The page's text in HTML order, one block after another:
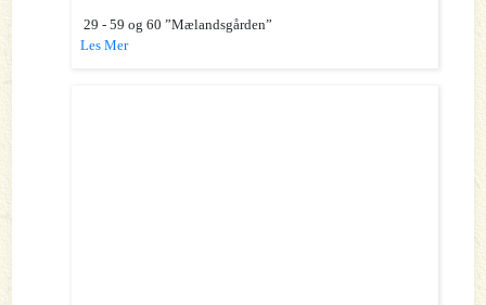
29 - 59 og 60 ”Mælandsgården”
Les Mer